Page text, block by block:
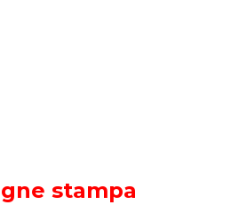
stampa